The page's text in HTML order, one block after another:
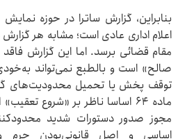
بنابراین، گزارش ساترا در حوزه
اعلام اداری عادی است؛ مشابه هر
مقام قضائی برسد. اما این گزارش‌
صالح» است و بالطبع‌ نمی‌تواند
توقف پخش یا تحمیل محدودیت‌های
ماده ۶۴ اساسا ناظر بر «شروع
اساسی و اصل قانونی‌بودن جرم